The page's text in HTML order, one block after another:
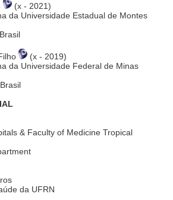
(x - 2021)
da Universidade Estadual de Montes
(x - 2019)
da Universidade Federal de Minas
& Faculty of Medicine Tropical
da UFRN